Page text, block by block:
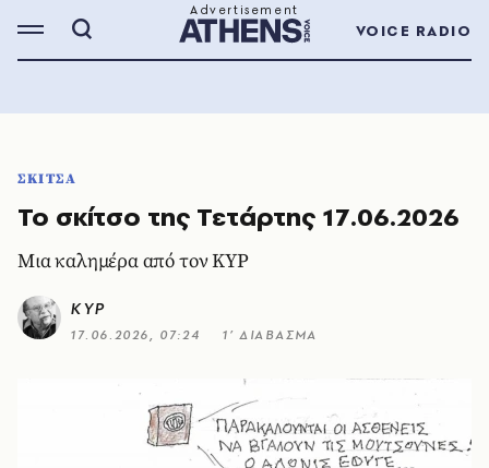
VOICE RADIO
ΣΚΙΤΣΑ
Το σκίτσο της Τετάρτης 17.06.2026
Μια καλημέρα από τον ΚΥΡ
ΚΥΡ
17.06.2026, 07:24 1’ ΔΙΑΒΑΣΜΑ